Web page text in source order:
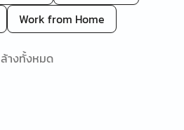
Work from Home
ล้างทั้งหมด